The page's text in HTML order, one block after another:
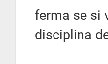
ferma se si
disciplina